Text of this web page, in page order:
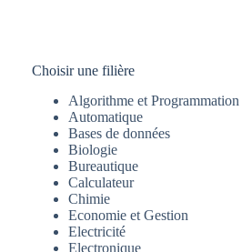
Choisir une filière
Algorithme et Programmation
Automatique
Bases de données
Biologie
Bureautique
Calculateur
Chimie
Economie et Gestion
Electricité
Electronique